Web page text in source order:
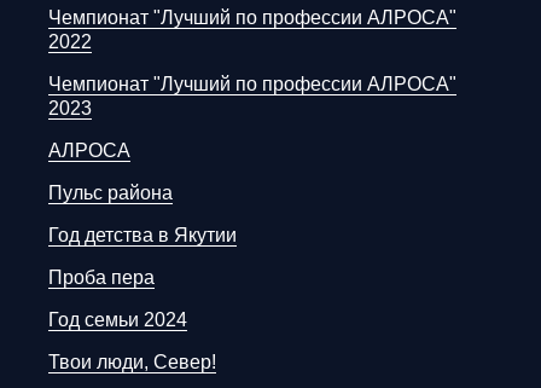
Чемпионат "Лучший по профессии АЛРОСА"
2022
Чемпионат "Лучший по профессии АЛРОСА"
2023
АЛРОСА
Пульс района
Год детства в Якутии
Проба пера
Год семьи 2024
Твои люди, Север!